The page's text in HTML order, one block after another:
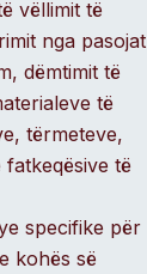
vëllimit të
nga pasojat
dëmtimit të
të
tërmeteve,
fatkeqësive të
specifike për
kohës së